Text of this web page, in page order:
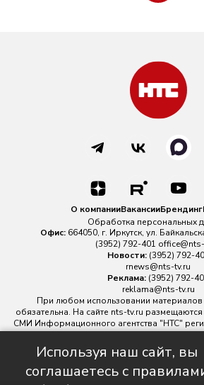
Используя наш сайт, вы
соглашаетесь с
О компанииВакансииБрендинг
Обработка персональных
Офис: 664050, г. Иркутск, ул.
(3952) 792-401
Новости: (3952) 792-
rnews@nts-tv.ru
Реклама: (3952) 792-
reklama@nts-tv.ru
При любом использовании материалов
обязательна. На сайте nts-tv.ru
СМИ Информационного агентства "НТС"
№ ФС 77 - 88763 зарегистрировано
надзору в сфере связи, информационных
коммуникаций.
Главный редактор ИА "НТС" Иштулкин